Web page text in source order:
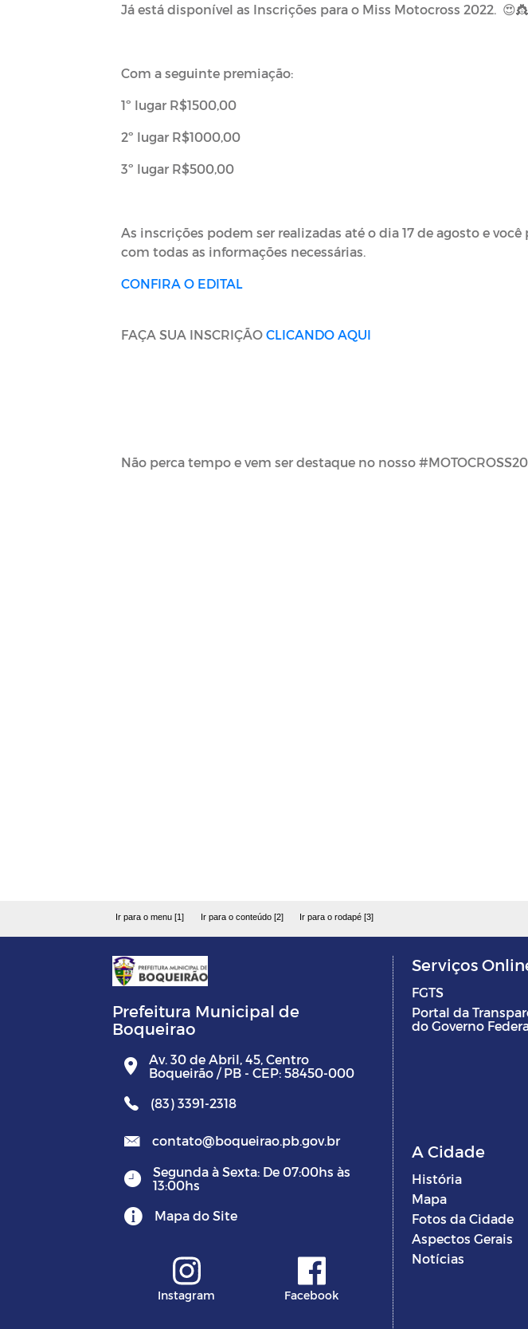
Já está disponível as Inscrições para o Miss Motocross 2022.
Com a seguinte premiação:
1º lugar R$1500,00
2º lugar R$1000,00
3º lugar R$500,00
As inscrições podem ser realizadas até o dia 17 de agosto e
com todas as informações necessárias.
CONFIRA O EDITAL
FAÇA SUA INSCRIÇÃO CLICANDO AQUI
Não perca tempo e vem ser destaque no nosso
Ir para o menu [1] Ir para o conteúdo [2] Ir para o rodapé [3]
Prefeitura Municipal de
Boqueirao
Av. 30 de Abril, 45, Centro
Boqueirão / PB - CEP: 58450-000
(83) 3391-2318
contato@boqueirao.pb.gov.br
Segunda à Sexta: De 07:00hs às
13:00hs
Mapa do Site
Instagram Facebook
Serviços
FGTS
Portal da
do Governo
A Cidade
História
Mapa
Fotos da Cidade
Aspectos Gerais
Notícias